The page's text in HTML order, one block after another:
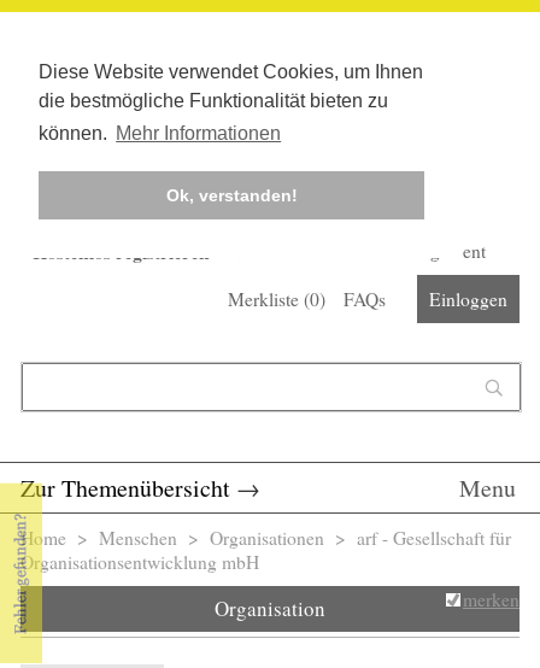
Diese Website verwendet Cookies, um Ihnen
die bestmögliche Funktionalität bieten zu
können. Mehr Informationen
Ok, verstanden!
Kostenlos registrieren
Corona-Management
Merkliste (0) FAQs Einloggen
Zur Themenübersicht → Menu
Sie sind hier
Home > Menschen > Organisationen > arf - Gesellschaft für
Organisationsentwicklung mbH
Organisation merken